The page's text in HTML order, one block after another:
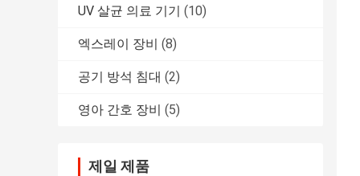
UV 살균 의료 기기 (10)
엑스레이 장비 (8)
공기 방석 침대 (2)
영아 간호 장비 (5)
제일 제품